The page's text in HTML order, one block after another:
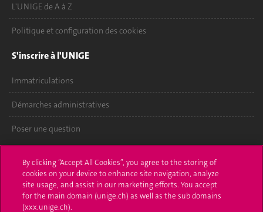
L'UNIGE de A à Z
Politique et configuration des cookies
S'inscrire à l'UNIGE
Immatriculations
Démarches administratives
Poser une question
UNIGE Mobile
Médias
By clicking “Accept All Cookies”, you agree to the storing of
cookies on your device to enhance site navigation, analyze
site usage, and assist in our marketing efforts. You accept
for the main domain (unige.ch) as well as the sub domains
(xxx.unige.ch).